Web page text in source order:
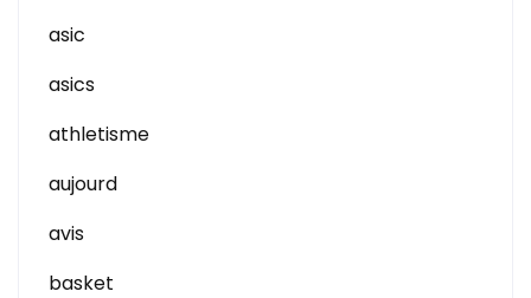
asic
asics
athletisme
aujourd
avis
basket